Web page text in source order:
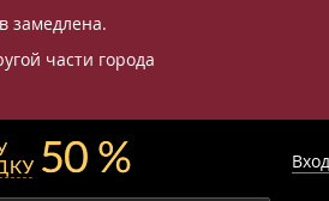
замедлена.
части города
Вход